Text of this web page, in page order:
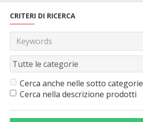
CRITERI DI RICERCA
Cerca anche nelle sotto categorie
Cerca nella descrizione prodotti